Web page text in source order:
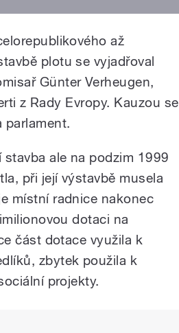
až
plotu se vyjadřoval
Günter Verheugen,
z Rady Evropy. Kauzou se
parlament.
stavba ale na podzim 1999
při její výstavbě musela
místní radnice nakonec
dotaci na
část dotace využila k
zbytek použila k
projekty.